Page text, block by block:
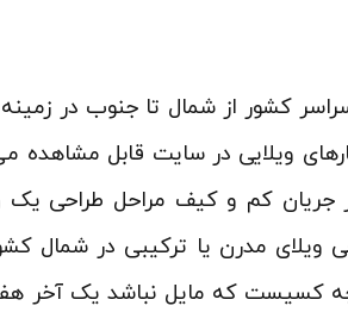
کشور از شمال تا جنوب در
ویلایی در سایت قابل مشاهده
کم و کیف مراحل طراحی یک
ویلای مدرن یا ترکیبی در شمال
چه کسیست که مایل نباشد یک آخر